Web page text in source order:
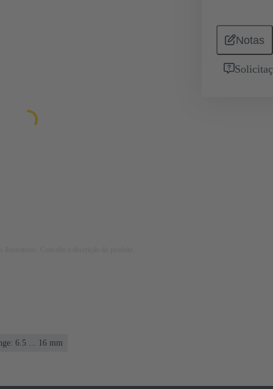
Notas
6.5 ... 16 mm